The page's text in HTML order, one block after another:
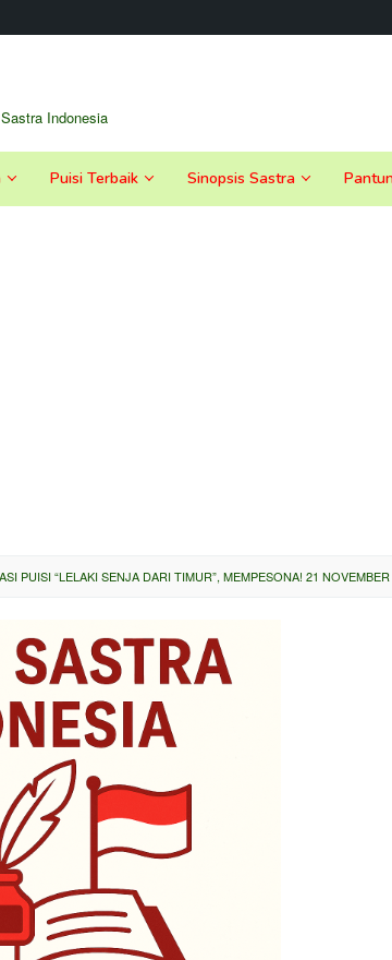
Indonesia
Puisi Terbaik Sinopsis Sastra
PUISI “LELAKI SENJA DARI TIMUR”, MEMPESONA! 21